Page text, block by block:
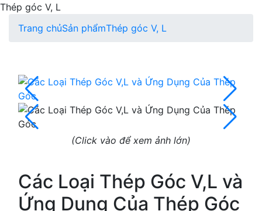
Thép góc V, L
Trang chủSản phẩmThép góc V, L
(Click vào để xem ảnh lớn)
Các Loại Thép Góc V,L và
Ứng Dụng Của Thép Góc